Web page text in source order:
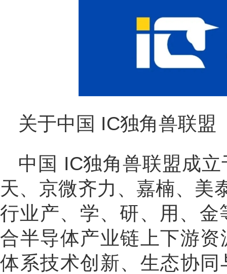
关于中国 IC独角兽联盟
中国 IC独角兽联盟成
天、京微齐力、嘉楠、美
行业产、学、研、用、
合半导体产业链上下游
体系技术创新、生态协